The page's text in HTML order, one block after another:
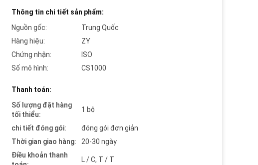
Thông tin chi tiết sản phẩm:
Nguồn gốc:
Trung Quốc
Hàng hiệu:
ZY
Chứng nhận:
ISO
Số mô hình:
CS1000
Thanh toán:
Số lượng đặt hàng
tối thiểu:
1 bộ
chi tiết đóng gói:
đóng gói đơn giản
Thời gian giao hàng:
20-30 ngày
Điều khoản thanh
L / C, T / T